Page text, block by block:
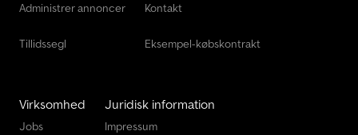
Administrer annoncer
Tillidssegl
Kontakt
Eksempel-købskontrakt
Virksomhed
Jobs
Juridisk information
Impressum